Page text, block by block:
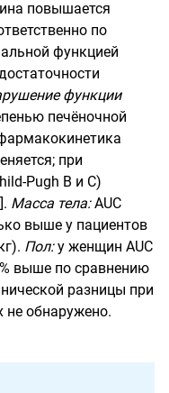
повышается
по
функцией
функции
печёночной
при
Pugh B и C)
Масса тела:AUC
выше у пациентов
Пол:у женщин AUC
выше по сравнению
разницы при
не обнаружено.